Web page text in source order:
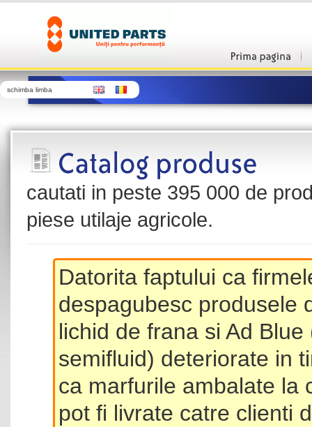
schimba limba
cautati in peste 395 000 de
piese utilaje agricole.
Datorita faptului ca
despagubesc produsele
lichid de frana si Ad
semifluid) deteriorate in
ca marfurile ambalate la
pot fi livrate catre clienti